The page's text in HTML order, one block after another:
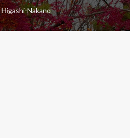
Higashi-Nakano